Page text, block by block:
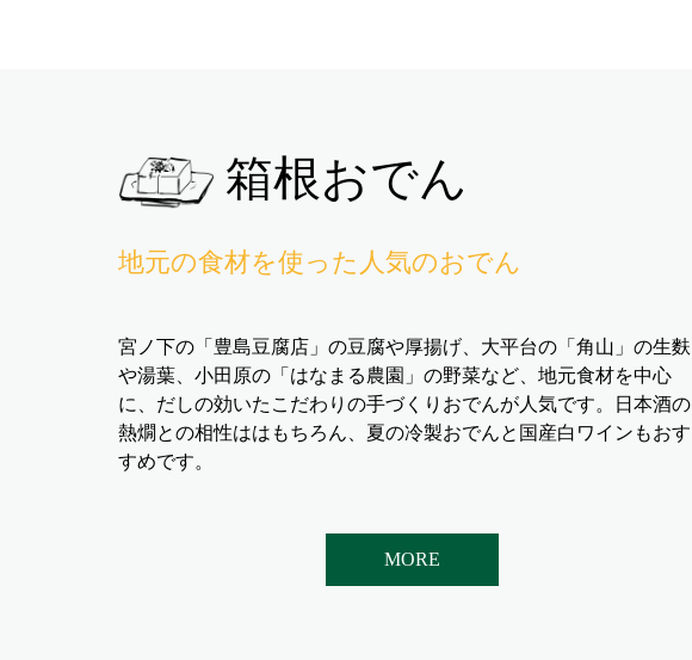
箱根おでん
地元の食材を使った人気のおでん
宮ノ下の「豊島豆腐店」の豆腐や厚揚げ、大平台の「角山」の生麩
や湯葉、小田原の「はなまる農園」の野菜など、地元食材を中心
に、だしの効いたこだわりの手づくりおでんが人気です。日本酒の
熱燗との相性ははもちろん、夏の冷製おでんと国産白ワインもおす
すめです。
MORE